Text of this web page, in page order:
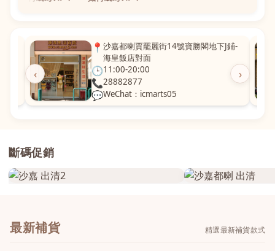
‹ ›
📍 沙嘉都喇賈罷麗街14號寶勝閣地下J鋪-
海皇飯店對面
🕒11:00-20:00
📞28882877
💬WeChat：icmarts05
斷碼促銷
最新補貨 精選最新補貨款式